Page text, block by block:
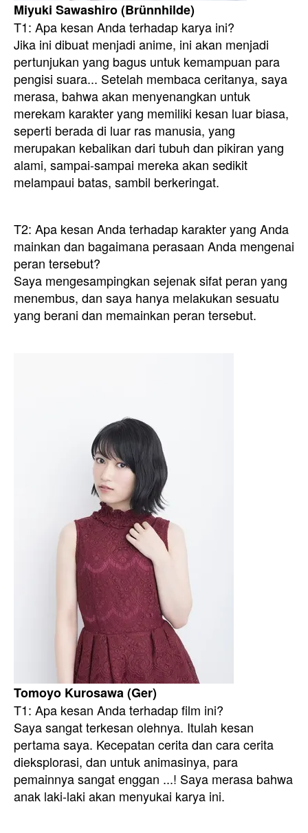
Miyuki Sawashiro (Brünnhilde)
T1: Apa kesan Anda terhadap karya ini?
Jika ini dibuat menjadi anime, ini akan menjadi
pertunjukan yang bagus untuk kemampuan para
pengisi suara... Setelah membaca ceritanya, saya
merasa, bahwa akan menyenangkan untuk
merekam karakter yang memiliki kesan luar biasa,
seperti berada di luar ras manusia, yang
merupakan kebalikan dari tubuh dan pikiran yang
alami, sampai-sampai mereka akan sedikit
melampaui batas, sambil berkeringat.
T2: Apa kesan Anda terhadap karakter yang Anda
mainkan dan bagaimana perasaan Anda mengenai
peran tersebut?
Saya mengesampingkan sejenak sifat peran yang
menembus, dan saya hanya melakukan sesuatu
yang berani dan memainkan peran tersebut.
Tomoyo Kurosawa (Ger)
T1: Apa kesan Anda terhadap film ini?
Saya sangat terkesan olehnya. Itulah kesan
pertama saya. Kecepatan cerita dan cara cerita
dieksplorasi, dan untuk animasinya, para
pemainnya sangat enggan ...! Saya merasa bahwa
anak laki-laki akan menyukai karya ini.